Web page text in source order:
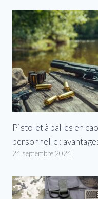
Pistolet à balles en
personnelle :
24 septembre 2024